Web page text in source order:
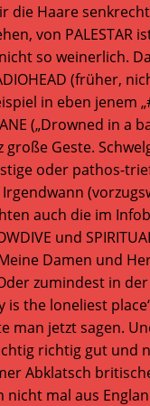
die Haare
von PALESTAR
nicht so weinerlich.
(früher,
in eben jenem
(„Drowned in a
große Geste.
oder pathos-
auch die im
und
Damen und
zumindest in
is the loneliest
man jetzt sagen.
richtig gut und
Abklatsch
mal aus